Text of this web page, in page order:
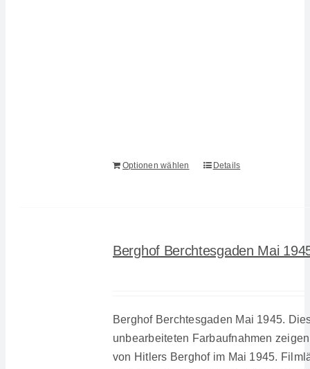
Optionen wählen Details
Berghof Berchtesgaden Mai
Berghof Berchtesgaden Mai 1945.
unbearbeiteten Farbaufnahmen
von Hitlers Berghof im Mai 1945.